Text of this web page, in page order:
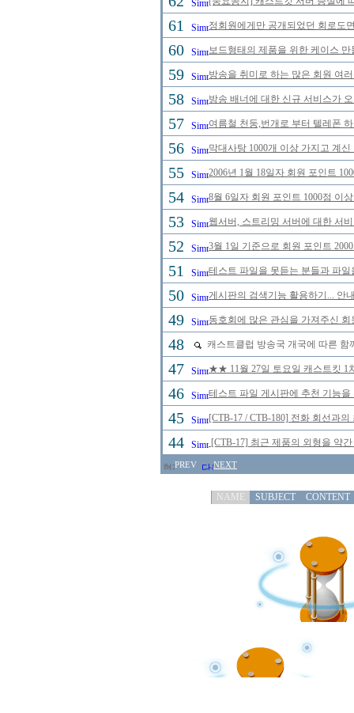
61 정회원에게만 공개되었던 회로도
60 보드형태의 제품을 위한 케이스
59 방송을 취미로 하는 많은 회원 여
58 방송 배너에 대한 신규 서비스가
57 여름철 천둥,번개로 부터 텔레폰
56 막대사탕 1000개 이상 가지고 계
55 2006년 1월 18일자 회원 포인트
54 8월 6일자 회원 포인트 1000점 이
53 웹서버, 스트리밍 서버에 대한 서
52 3월 1일 기준으로 회원 포인트
51 테스트 파일을 못듣는 분들과 파
50 게시판의 검색기능 활용하기... 안
49 동호회에 많은 관심을 가져주신
48 캐스트클럽 방송국 개국에 따른
47 ★★ 11월 27일 토요일 캐스트킷
46 테스트 파일 게시판에 추천 기능
45 [CTB-17 / CTB-180] 전화 회선과
44 [CTB-17] 최근 제품의 외형을 약
PREV NEXT